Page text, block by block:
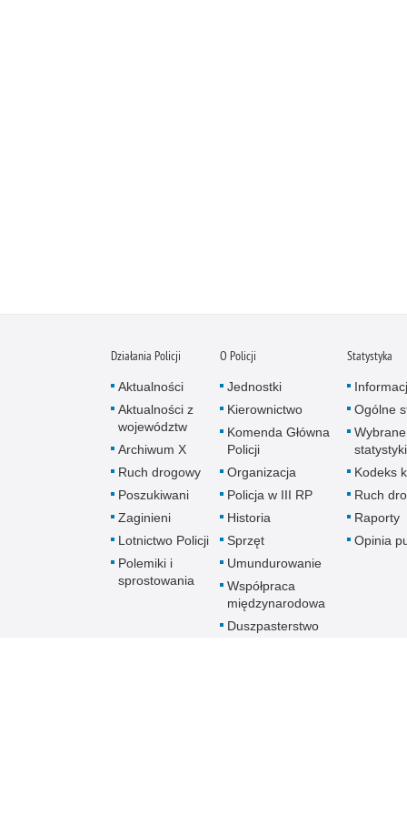
Działania Policji
Aktualności
Aktualności z
województw
Archiwum X
Ruch drogowy
Poszukiwani
Zaginieni
Lotnictwo Policji
Polemiki i
sprostowania
O Policji
Jednostki
Kierownictwo
Komenda Główna
Policji
Organizacja
Policja w III RP
Historia
Sprzęt
Umundurowanie
Współpraca
międzynarodowa
Duszpasterstwo
Statystyka
Ogólne
Wybrane
statystyki
Kodeks
Ruch
Raporty
Opinia